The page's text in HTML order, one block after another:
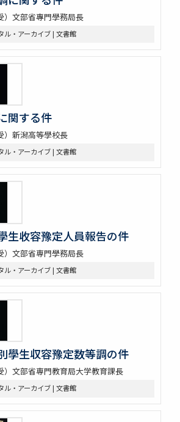
）文部省專門學務局長
ル・アーカイブ | 文書館
関する件
）新潟高等學校長
ル・アーカイブ | 文書館
生收容豫定人員報告の件
）文部省専門學務局長
ル・アーカイブ | 文書館
學生収容豫定数等調の件
）文部省専門教育局大学教育課長
ル・アーカイブ | 文書館